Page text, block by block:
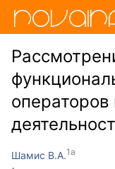
операторов
Шамис В.А.